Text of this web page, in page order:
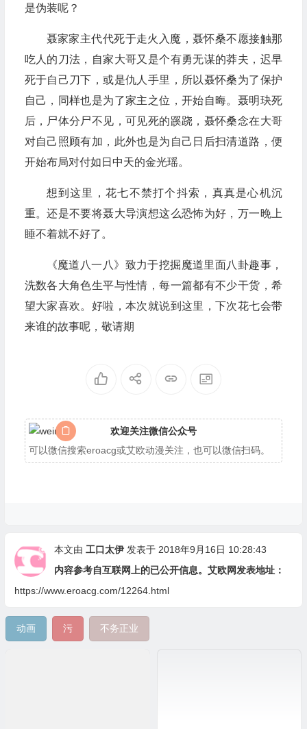
是伪装呢？
聂家家主代代死于走火入魔，聂怀桑不愿接触那
吃人的刀法，自家大哥又是个有勇无谋的莽夫，迟早
死于自己刀下，或是仇人手里，所以聂怀桑为了保护
自己，同样也是为了家主之位，开始自晦。聂明玦死
后，尸体分尸不见，可见死的蹊跷，聂怀桑念在大哥
对自己照顾有加，此外也是为自己日后扫清道路，便
开始布局对付如日中天的金光瑶。
想到这里，花七不禁打个抖索，真真是心机沉
重。还是不要将聂大导演想这么恐怖为好，万一晚上
睡不着就不好了。
《魔道八一八》致力于挖掘魔道里面八卦趣事，
洗数各大角色生平与性情，每一篇都有不少干货，希
望大家喜欢。好啦，本次就说到这里，下次花七会带
来谁的故事呢，敬请期
欢迎关注微信公众号
可以微信搜索eroacg或艾欧动漫关注，也可以微信扫码。
本文由 工口太伊发表于 2018年9月16日 10:28:43
内容参考自互联网上的已公开信息。艾欧网发表地址：
https://www.eroacg.com/12264.html
动画 污 不务正业